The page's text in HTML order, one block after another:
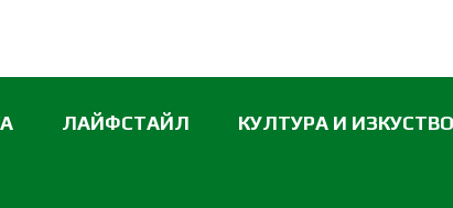
ЛАЙФСТАЙЛ КУЛТУРА И ИЗКУСТВО